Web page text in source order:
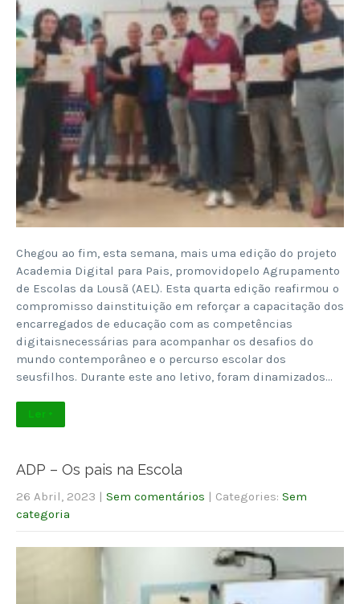
Chegou ao fim, esta semana, mais uma edição do projeto
Academia Digital para Pais, promovidopelo Agrupamento
de Escolas da Lousã (AEL). Esta quarta edição reafirmou o
compromisso dainstituição em reforçar a capacitação dos
encarregados de educação com as competências
digitaisnecessárias para acompanhar os desafios do
mundo contemporâneo e o percurso escolar dos
seusfilhos. Durante este ano letivo, foram dinamizados…
Ler +
ADP – Os pais na Escola
26 Abril, 2023 | Sem comentários | Categories: Sem
categoria